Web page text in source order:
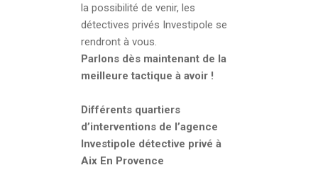
la possibilité de venir, les
détectives privés Investipole se
rendront à vous.
Parlons dès maintenant de la
meilleure tactique à avoir !
Différents quartiers
d’interventions de l’agence
Investipole détective privé à
Aix En Provence